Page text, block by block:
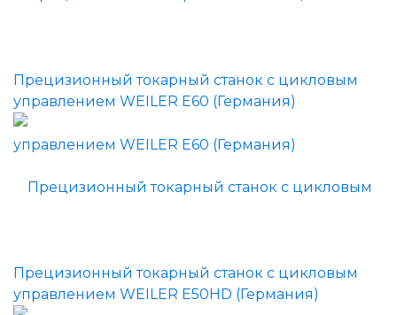
Прецизионный токарный станок с цикловым
управлением WEILER E60 (Германия)
Прецизионный токарный станок с цикловым
управлением WEILER E50HD (Германия)